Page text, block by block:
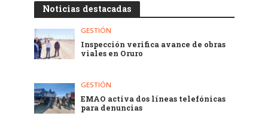
Noticias destacadas
GESTIÓN
Inspección verifica avance de obras
viales en Oruro
GESTIÓN
EMAO activa dos líneas telefónicas
para denuncias